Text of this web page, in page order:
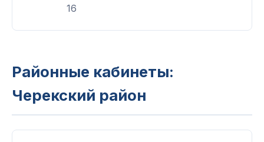
16
Районные кабинеты:
Черекский район